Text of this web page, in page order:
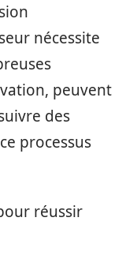
nécessite
peuvent
des
processus
réussir